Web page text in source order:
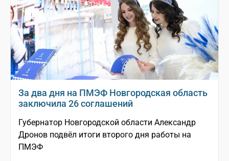
За два дня на ПМЭФ Новгородская область
заключила 26 соглашений
Губернатор Новгородской области Александр
Дронов подвёл итоги второго дня работы на
ПМЭФ